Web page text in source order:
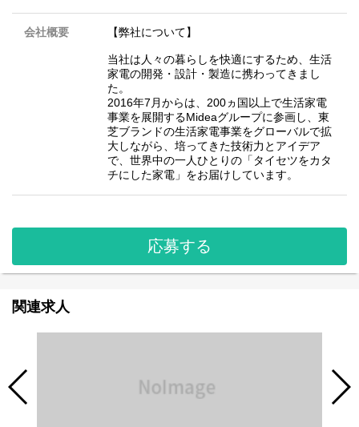
会社概要 【弊社について】
当社は人々の暮らしを快適にするため、生活
家電の開発・設計・製造に携わってきまし
た。
2016年7月からは、200ヵ国以上で生活家電
事業を展開するMideaグループに参画し、東
芝ブランドの生活家電事業をグローバルで拡
大しながら、培ってきた技術力とアイデア
で、世界中の一人ひとりの「タイセツをカタ
チにした家電」をお届けしています。
応募する
関連求人